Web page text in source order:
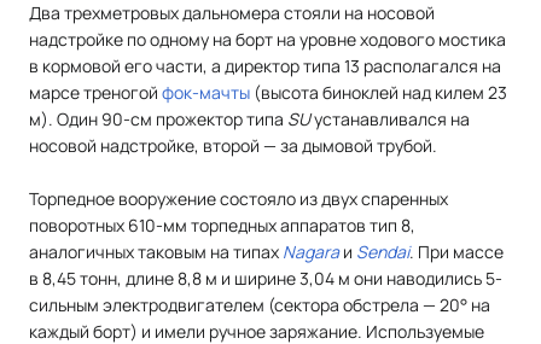
Два трехметровых дальномера стояли на носовой
надстройке по одному на борт на уровне ходового мостика
в кормовой его части, а директор типа 13 располагался на
марсе треногой фок-мачты (высота биноклей над килем 23
м). Один 90-см прожектор типа SUустанавливался на
носовой надстройке, второй — за дымовой трубой.
Торпедное вооружение состояло из двух спаренных
поворотных 610-мм торпедных аппаратов тип 8,
аналогичных таковым на типах Nagaraи Sendai. При массе
в 8,45 тонн, длине 8,8 м и ширине 3,04 м они наводились 5-
сильным электродвигателем (сектора обстрела — 20° на
каждый борт) и имели ручное заряжание. Используемые